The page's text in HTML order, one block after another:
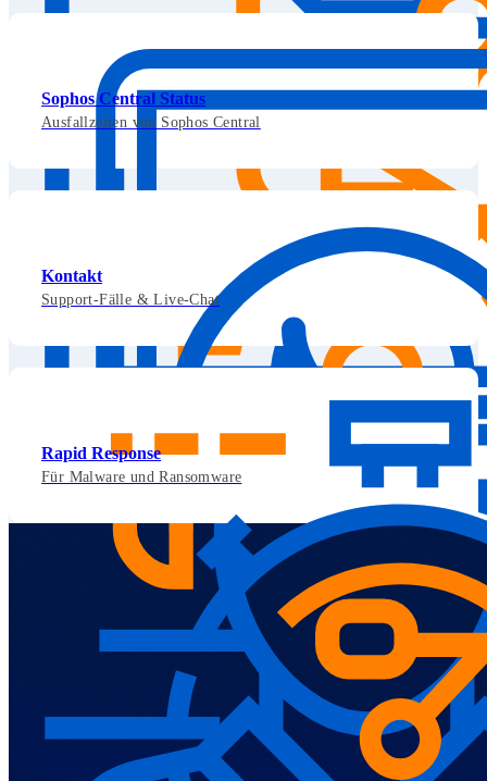
Sophos Central Status
Ausfallzeiten von Sophos Central
Kontakt
Support-Fälle & Live-Chat
Rapid Response
Für Malware und Ransomware